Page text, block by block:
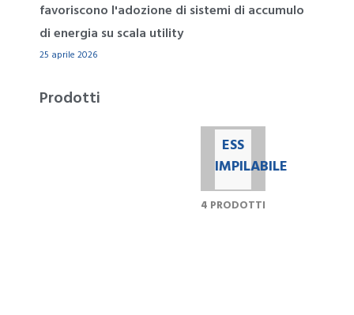
favoriscono l'adozione di sistemi di accumulo
di energia su scala utility
25 aprile 2026
Prodotti